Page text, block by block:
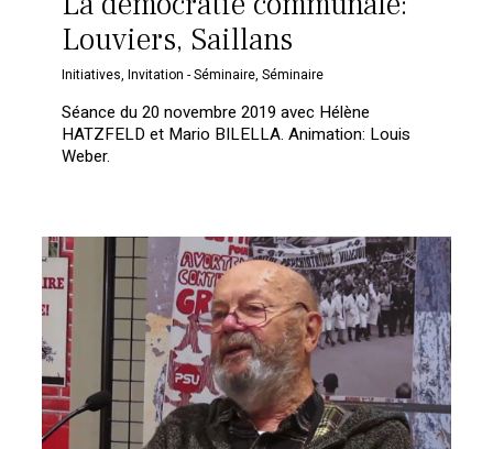
Louviers, Saillans
Initiatives,Invitation - Séminaire,Séminaire
Séance du 20 novembre 2019 avec Hélène
HATZFELD et Mario BILELLA. Animation: Louis
Weber.